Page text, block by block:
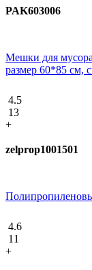
PAK603006
Мешки для
размер 60*85 см,
4.5
13
+
zelprop1001501
4.6
11
+